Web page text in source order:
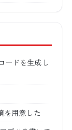
ードを生成し
を用意した